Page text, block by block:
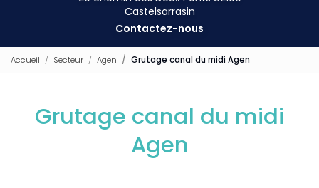
Castelsarrasin
Contactez-nous
Accueil Secteur Agen Grutage canal du midi Agen
Grutage canal du midi
Agen